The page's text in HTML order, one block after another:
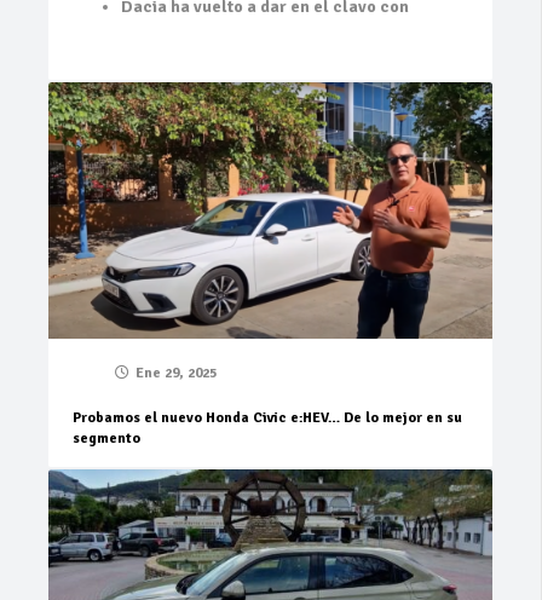
Dacia ha vuelto a dar en el clavo con
Ene 29, 2025
Probamos el nuevo Honda Civic e:HEV… De lo mejor en su
segmento